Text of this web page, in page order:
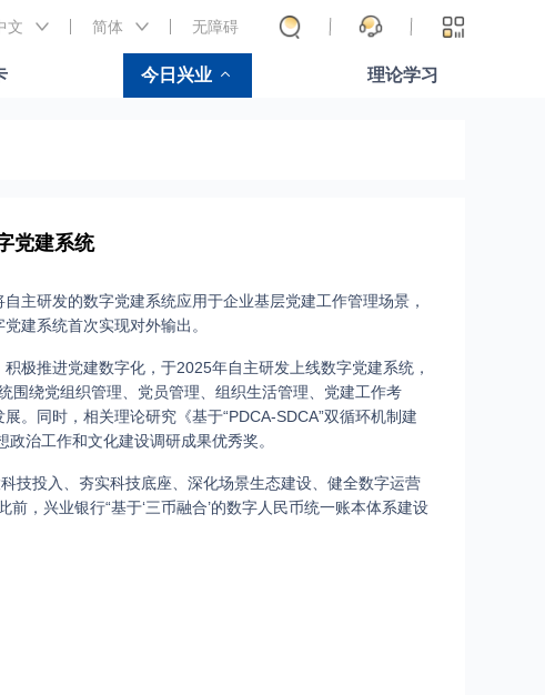
文 简体 无障碍
今日兴业 理论学习
党建系统
主研发的数字党建系统应用于企业基层党建工作管理场景，
建系统首次实现对外输出。
极推进党建数字化，于2025年自主研发上线数字党建系统，
围绕党组织管理、党员管理、组织生活管理、党建工作考
。同时，相关理论研究《基于“PDCA-SDCA”双循环机制建
治工作和文化建设调研成果优秀奖。
技投入、夯实科技底座、深化场景生态建设、健全数字运营
，兴业银行“基于‘三币融合’的数字人民币统一账本体系建设